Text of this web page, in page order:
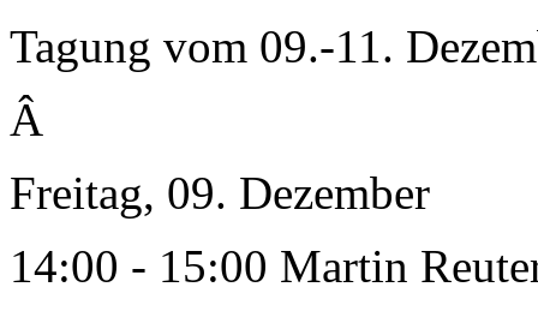
Tagung vom 09.-11.
Â
Freitag, 09. Dezember
14:00 - 15:00 Martin